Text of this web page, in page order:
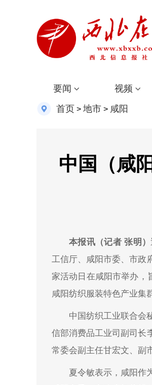
要闻 视频
首页 > 地市 > 咸阳
中国（咸
本报讯（记者 张明）
工信厅、咸阳市委、市政
家活动日在咸阳市举办，
咸阳纺织服装特色产业集
中国纺织工业联合会
信部消费品工业司副司长
常委会副主任甘宏文、副
夏令敏表示，咸阳作